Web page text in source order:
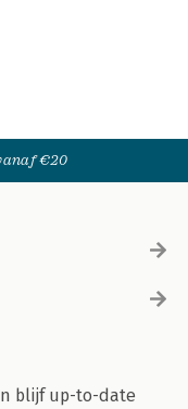
€20
blijf up-to-date